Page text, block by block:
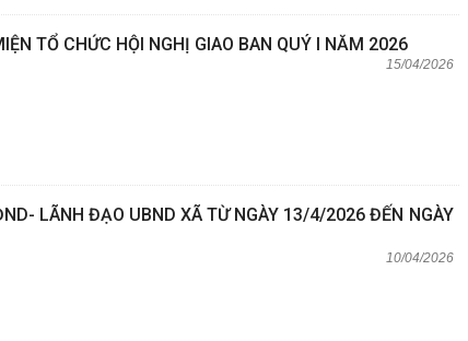
TỔ CHỨC HỘI NGHỊ GIAO BAN QUÝ I NĂM 2026
15/04/2026
LÃNH ĐẠO UBND XÃ TỪ NGÀY 13/4/2026 ĐẾN NGÀY
10/04/2026